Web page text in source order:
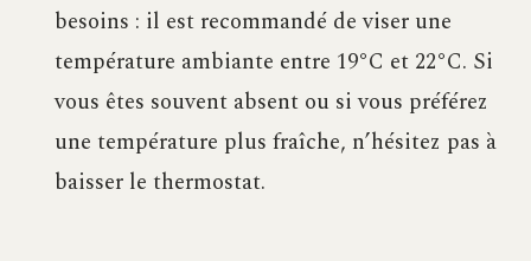
besoins : il est recommandé de viser une
température ambiante entre 19°C et 22°C. Si
vous êtes souvent absent ou si vous préférez
une température plus fraîche, n’hésitez pas à
baisser le thermostat.